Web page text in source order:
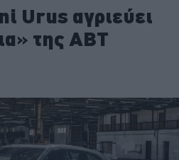
Urus αγριεύει
της ABT